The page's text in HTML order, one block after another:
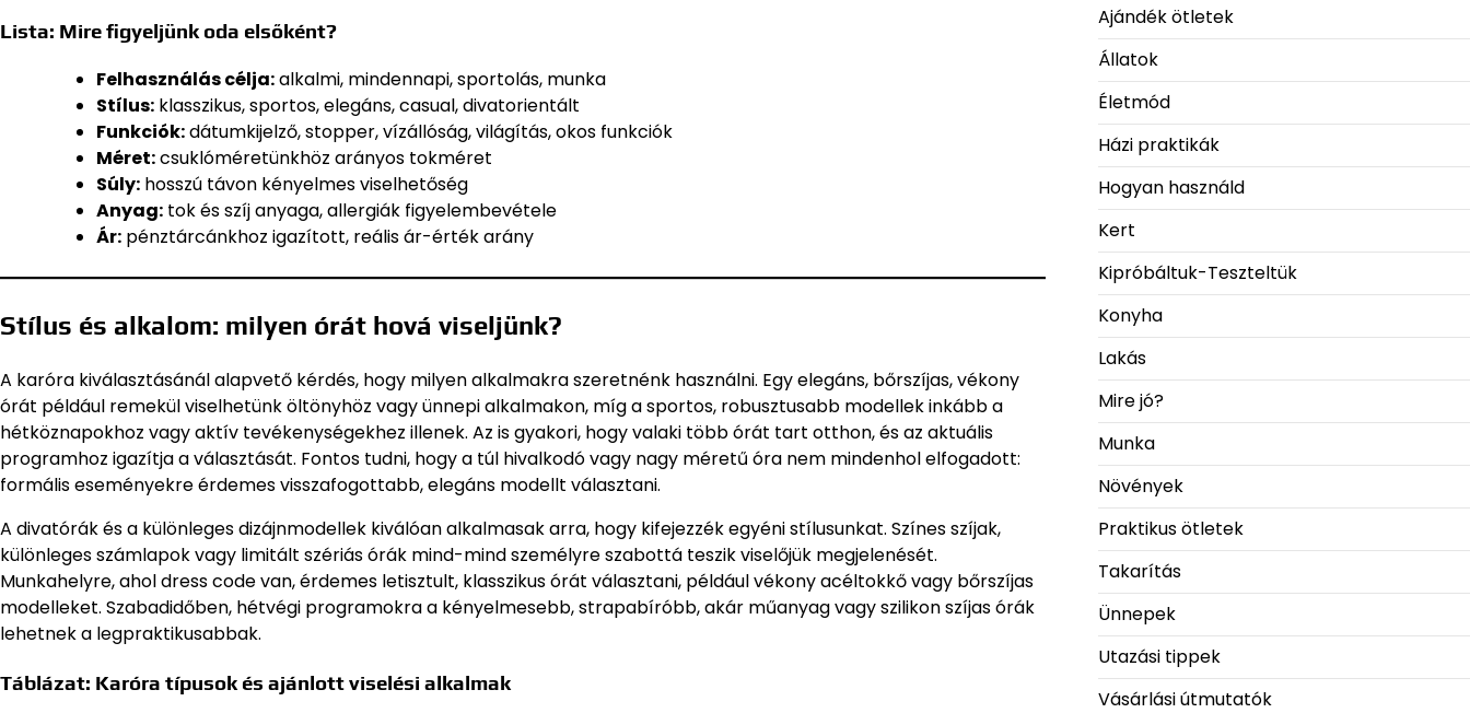
Lista: Mire figyeljünk oda elsőként?
Felhasználás célja:alkalmi, mindennapi, sportolás, munka
Stílus: klasszikus, sportos, elegáns, casual, divatorientált
Funkciók:dátumkijelző, stopper, vízállóság, világítás, okos funkciók
Méret:csuklóméretünkhöz arányos tokméret
Súly: hosszú távon kényelmes viselhetőség
Anyag: tok és szíj anyaga, allergiák figyelembevétele
Ár: pénztárcánkhoz igazított, reális ár-érték arány
Stílus és alkalom: milyen órát hová viseljünk?
A karóra kiválasztásánál alapvető kérdés, hogy milyen alkalmakra szeretnénk használni. Egy elegáns, bőrszíjas, vékony
órát például remekül viselhetünk öltönyhöz vagy ünnepi alkalmakon, míg a sportos, robusztusabb modellek inkább a
hétköznapokhoz vagy aktív tevékenységekhez illenek. Az is gyakori, hogy valaki több órát tart otthon, és az aktuális
programhoz igazítja a választását. Fontos tudni, hogy a túl hivalkodó vagy nagy méretű óra nem mindenhol elfogadott:
formális eseményekre érdemes visszafogottabb, elegáns modellt választani.
A divatórák és a különleges dizájnmodellek kiválóan alkalmasak arra, hogy kifejezzék egyéni stílusunkat. Színes szíjak,
különleges számlapok vagy limitált szériás órák mind-mind személyre szabottá teszik viselőjük megjelenését.
Munkahelyre, ahol dress code van, érdemes letisztult, klasszikus órát választani, például vékony acéltokkő vagy bőrszíjas
modelleket. Szabadidőben, hétvégi programokra a kényelmesebb, strapabíróbb, akár műanyag vagy szilikon szíjas órák
lehetnek a legpraktikusabbak.
Táblázat: Karóra típusok és ajánlott viselési alkalmak
Ajándék ötletek
Állatok
Életmód
Házi praktikák
Hogyan használd
Kert
Kipróbáltuk-Teszteltük
Konyha
Lakás
Mire jó?
Munka
Növények
Praktikus ötletek
Takarítás
Ünnepek
Utazási tippek
Vásárlási útmutatók